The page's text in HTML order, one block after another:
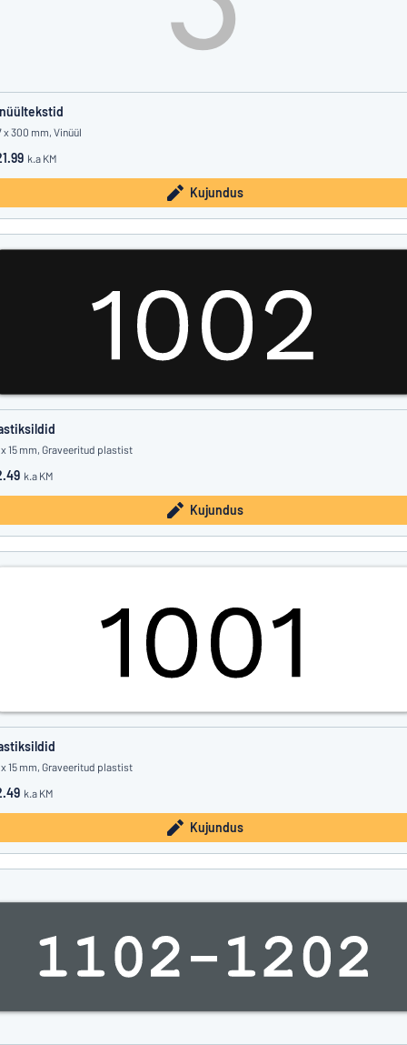
x 300 mm, Vinüül
k.a KM
Kujundus
15 mm, Graveeritud plastist
k.a KM
Kujundus
15 mm, Graveeritud plastist
k.a KM
Kujundus